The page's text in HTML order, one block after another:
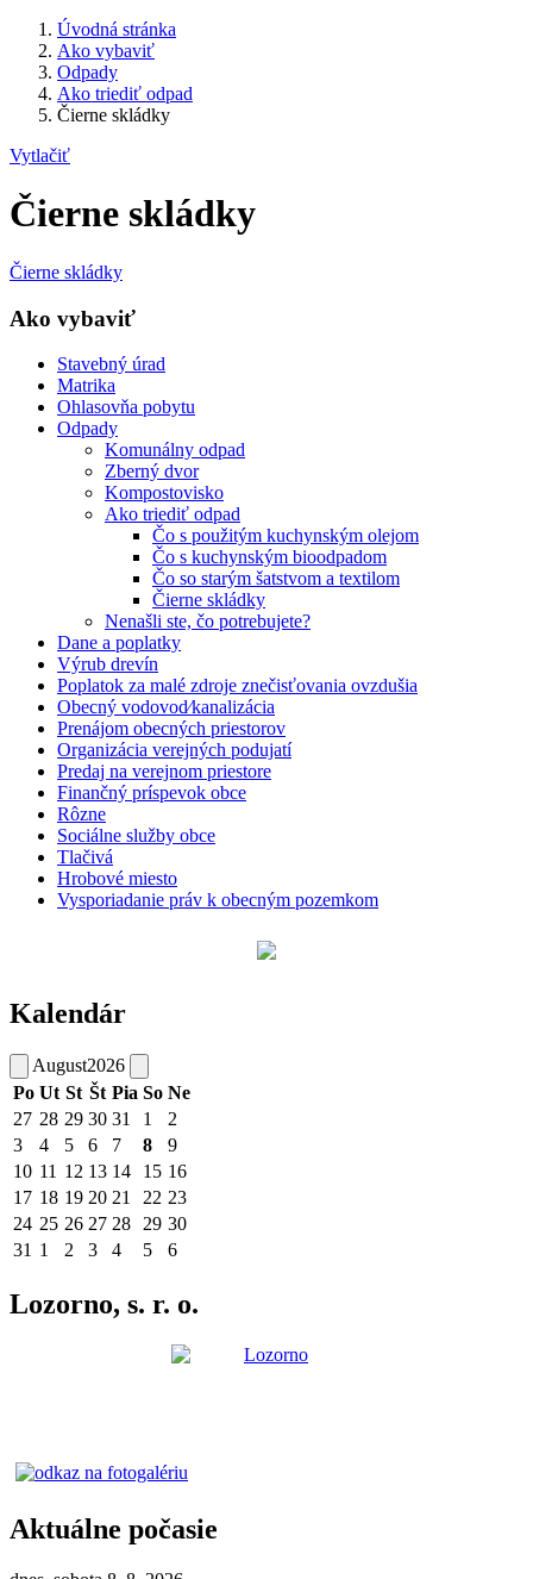
Úvodná stránka
Ako vybaviť
Odpady
Ako triediť odpad
Čierne skládky
Vytlačiť
Čierne skládky
Čierne skládky
Ako vybaviť
Stavebný úrad
Matrika
Ohlasovňa pobytu
Odpady
Komunálny odpad
Zberný dvor
Kompostovisko
Ako triediť odpad
Čo s použitým kuchynským olejom
Čo s kuchynským bioodpadom
Čo so starým šatstvom a textilom
Čierne skládky
Nenašli ste, čo potrebujete?
Dane a poplatky
Výrub drevín
Poplatok za malé zdroje znečisťovania ovzdušia
Obecný vodovod⁄kanalizácia
Prenájom obecných priestorov
Organizácia verejných podujatí
Predaj na verejnom priestore
Finančný príspevok obce
Rôzne
Sociálne služby obce
Tlačivá
Hrobové miesto
Vysporiadanie práv k obecným pozemkom
Kalendár
August2026
Po Ut St Št Pia So Ne
27 28 29 30 31 1
2
3
4 5 6 7 8
9
10 11 12 13 14 15 16
17 18 19 20 21 22 23
24 25 26 27 28 29 30
31 1 2 3 4 5 6
Lozorno, s. r. o.
Aktuálne počasie